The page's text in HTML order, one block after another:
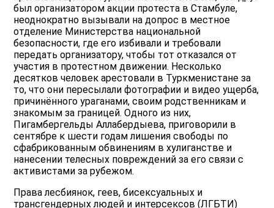
был организатором акции протеста в Стамбуле,
неоднократно вызывали на допрос в местное
отделение Министерства национальной
безопасности, где его избивали и требовали
передать организатору, чтобы тот отказался от
участия в протестном движении. Несколько
десятков человек арестовали в Туркменистане за
то, что они пересылали фотографии и видео ущерба,
причинённого ураганами, своим родственникам и
знакомым за границей. Одного из них,
Пигамбергельды Аллабердыева, приговорили в
сентябре к шести годам лишения свободы по
сфабрикованным обвинениям в хулиганстве и
нанесении телесных повреждений за его связи с
активистами за рубежом.
Права лесбиянок, геев, бисексуальных и
трансгендерных людей и интерсексов (ЛГБТИ)